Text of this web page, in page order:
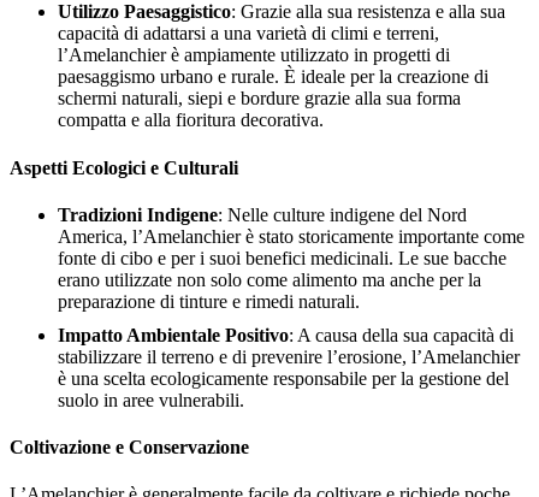
Utilizzo Paesaggistico: Grazie alla sua resistenza e alla sua
capacità di adattarsi a una varietà di climi e terreni,
l’Amelanchier è ampiamente utilizzato in progetti di
paesaggismo urbano e rurale. È ideale per la creazione di
schermi naturali, siepi e bordure grazie alla sua forma
compatta e alla fioritura decorativa.
Aspetti Ecologici e Culturali
Tradizioni Indigene: Nelle culture indigene del Nord
America, l’Amelanchier è stato storicamente importante come
fonte di cibo e per i suoi benefici medicinali. Le sue bacche
erano utilizzate non solo come alimento ma anche per la
preparazione di tinture e rimedi naturali.
Impatto Ambientale Positivo: A causa della sua capacità di
stabilizzare il terreno e di prevenire l’erosione, l’Amelanchier
è una scelta ecologicamente responsabile per la gestione del
suolo in aree vulnerabili.
Coltivazione e Conservazione